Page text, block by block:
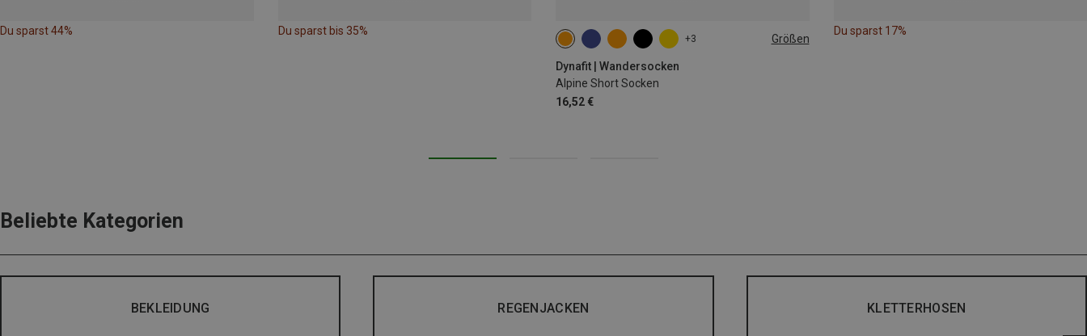
Du sparst 44% Du sparst bis 35%
+3 Größen
Dynafit | Wandersocken
Alpine Short Socken
16,52 €
35|36|37|38 39|40|41|42
Du sparst 17%
Beliebte Kategorien
BEKLEIDUNG REGENJACKEN KLETTERHOSEN